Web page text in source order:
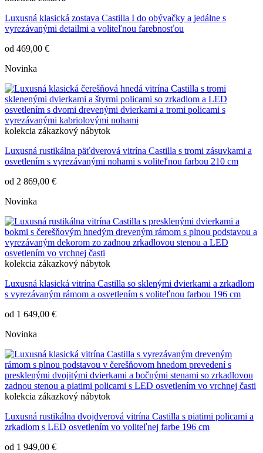
Luxusná klasická zostava Castilla I do obývačky a jedálne s
vyrezávanými detailmi a voliteľnou farebnosťou
od 469,00 €
Novinka
kolekcia zákazkový nábytok
Luxusná rustikálna päťdverová vitrína Castilla s tromi zásuvkami a
osvetlením s vyrezávanými nohami s voliteľnou farbou 210 cm
od 2 869,00 €
Novinka
kolekcia zákazkový nábytok
Luxusná klasická vitrína Castilla so sklenými dvierkami a zrkadlom
s vyrezávaným rámom a osvetlením s voliteľnou farbou 196 cm
od 1 649,00 €
Novinka
kolekcia zákazkový nábytok
Luxusná rustikálna dvojdverová vitrína Castilla s piatimi policami a
zrkadlom s LED osvetlením vo voliteľnej farbe 196 cm
od 1 949,00 €